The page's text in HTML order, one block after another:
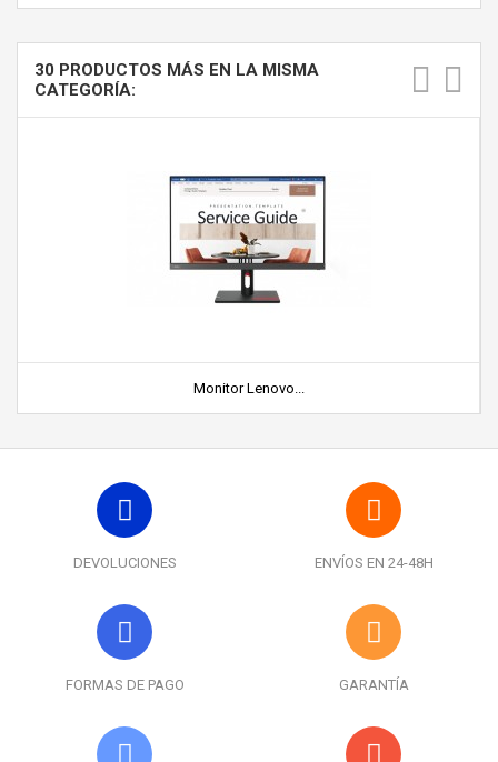
30 PRODUCTOS MÁS EN LA MISMA
CATEGORÍA:
Monitor Lenovo...
DEVOLUCIONES ENVÍOS EN 24-48H
FORMAS DE PAGO GARANTÍA